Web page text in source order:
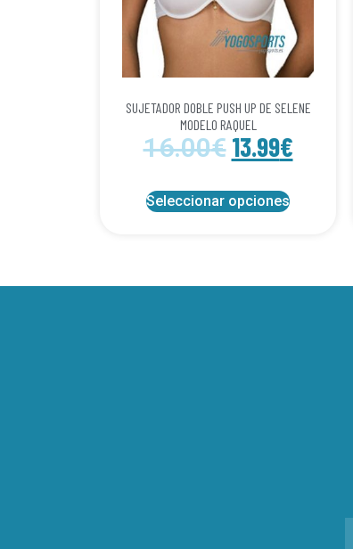
SUJETADOR DOBLE PUSH UP DE SELENE
MODELO RAQUEL
16.00€ 13.99€
Seleccionar opciones